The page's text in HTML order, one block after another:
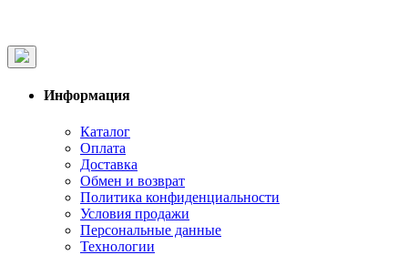
Информация
Каталог
Оплата
Доставка
Обмен и возврат
Политика конфиденциальности
Условия продажи
Персональные данные
Технологии